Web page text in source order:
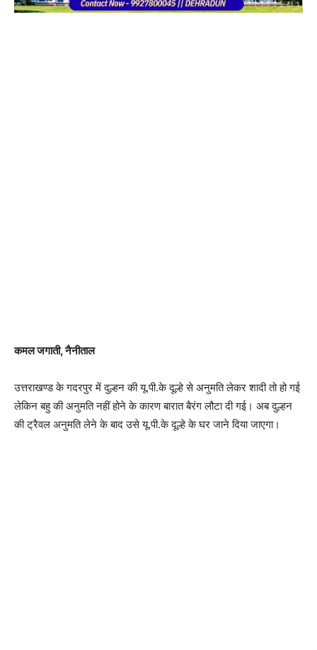
कमल जगाती, नैनीताल
उत्तराखण्ड के गदरपुर में दुल्हन की यू.पी.के दूल्हे से अनुमति लेकर शादी तो हो गई
लेकिन बहु की अनुमति नहीं होने के कारण बारात बैरंग लौटा दी गई। अब दुल्हन
की ट्रैवल अनुमति लेने के बाद उसे यू.पी.के दूल्हे के घर जाने दिया जाएगा।